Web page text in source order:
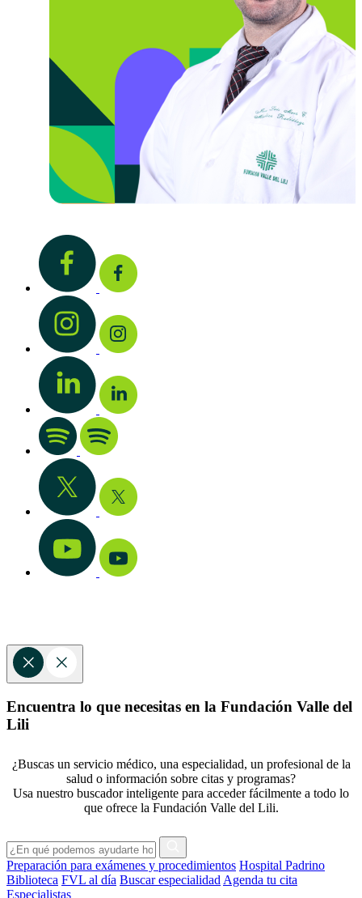
Encuentra lo que necesitas en la Fundación Valle del
Lili
¿Buscas un servicio médico, una especialidad, un profesional de la
salud o información sobre citas y programas?
Usa nuestro buscador inteligente para acceder fácilmente a todo lo
que ofrece la Fundación Valle del Lili.
Preparación para exámenes y procedimientos Hospital Padrino
Biblioteca FVL al día Buscar especialidad Agenda tu cita
Especialistas